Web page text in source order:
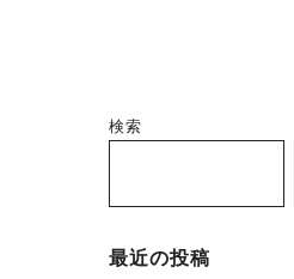
検索
最近の投稿